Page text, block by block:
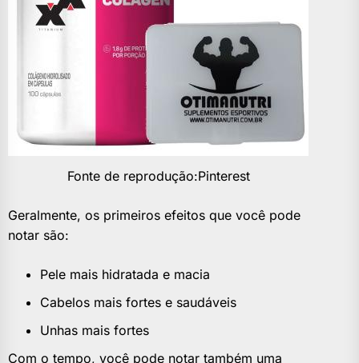
Fonte de reprodução:Pinterest
Geralmente, os primeiros efeitos que você pode
notar são:
Pele mais hidratada e macia
Cabelos mais fortes e saudáveis
Unhas mais fortes
Com o tempo, você pode notar também uma